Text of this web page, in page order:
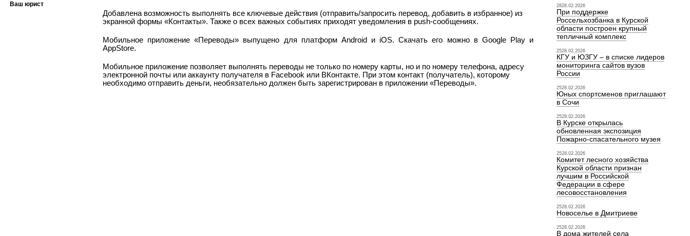
Добавлена возможность выполнять все ключевые действия (отправить/запросить перевод, добавить в избранное) из
экранной формы «Контакты». Также о всех важных событиях приходят уведомления в push-сообщениях.
Мобильное приложение «Переводы» выпущено для платформ Android и iOS. Скачать его можно в Google Playи
AppStore.
Мобильное приложение позволяет выполнять переводы не только по номеру карты, но и по номеру телефона, адресу
электронной почты или аккаунту получателя в Facebook или ВКонтакте. При этом контакт (получатель), которому
необходимо отправить деньги, необязательно должен быть зарегистрирован в приложении «Переводы».
2828.02.2026
При поддержке
Россельхозбанка в Курской
области построен крупный
тепличный комплекс
2528.02.2026
КГУ и ЮЗГУ – в списке лидеров
мониторинга сайтов вузов
России
2528.02.2026
Юных спортсменов приглашают
в Сочи
2528.02.2026
В Курске открылась
обновленная экспозиция
Пожарно-спасательного музея
2528.02.2026
Комитет лесного хозяйства
Курской области признан
лучшим в Российской
Федерации в сфере
лесовосстановления
2528.02.2026
Новоселье в Дмитриеве
2528.02.2026
В дома жителей села
Ваш юрист